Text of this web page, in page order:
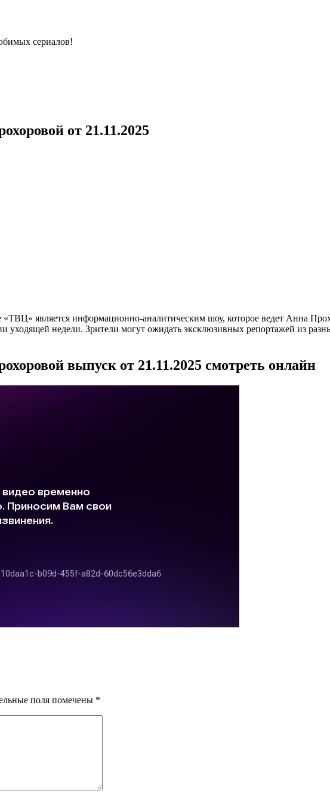
сериалов!
от 21.11.2025
является информационно-аналитическим шоу, которое ведет Анна
недели. Зрители могут ожидать эксклюзивных репортажей из
выпуск от 21.11.2025 смотреть онлайн
поля помечены *